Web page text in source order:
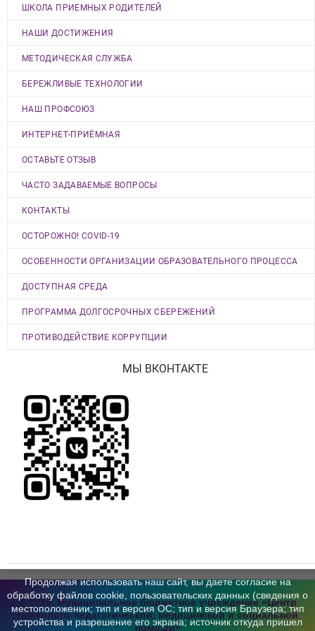
ШКОЛА ПРИЕМНЫХ РОДИТЕЛЕЙ
НАШИ ДОСТИЖЕНИЯ
МЕТОДИЧЕСКАЯ СЛУЖБА
БЕРЕЖЛИВЫЕ ТЕХНОЛОГИИ
НАШ ПРОФСОЮЗ
ИНТЕРНЕТ-ПРИЁМНАЯ
ОСТАВЬТЕ ОТЗЫВ
ЧАСТО ЗАДАВАЕМЫЕ ВОПРОСЫ
КОНТАКТЫ
ОСТОРОЖНО! COVID-19
ОСОБЕННОСТИ ОРГАНИЗАЦИИ ОБРАЗОВАТЕЛЬНОГО ПРОЦЕССА
ДОСТУПНАЯ СРЕДА
ПРОГРАММА ДОЛГОСРОЧНЫХ СБЕРЕЖЕНИЙ
ПРОТИВОДЕЙСТВИЕ КОРРУПЦИИ
МЫ ВКОНТАКТЕ
© 2019, Муниципальное бюджетное учреждение «Центр
психолого-педагогической, медицинской и социальной
помощи»
Продолжая использовать наш сайт, вы даете согласие на
обработку файлов cookie, пользовательских данных (сведения о
местоположении; тип и версия ОС; тип и версия Браузера; тип
устройства и разрешение его экрана; источник откуда пришел